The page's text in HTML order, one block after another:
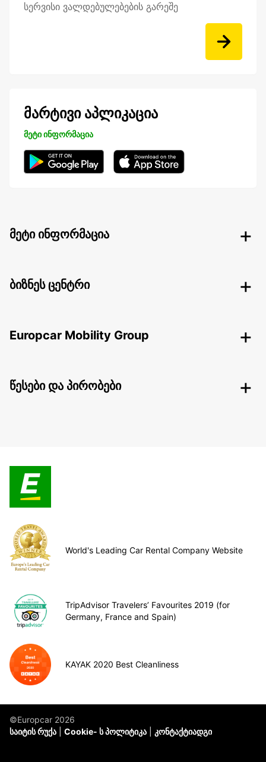
სერვისი ვალდებულებების გარეშე
მარტივი აპლიკაცია
მეტი ინფორმაცია
მეტი ინფორმაცია
ბიზნეს ცენტრი
Europcar Mobility Group
წესები და პირობები
World's Leading Car Rental Company Website
TripAdvisor Travelers’ Favourites 2019 (for
Germany, France and Spain)
KAYAK 2020 Best Cleanliness
©Europcar 2026
საიტის რუქა
Cookie- ს პოლიტიკა კონტაქტიადგი